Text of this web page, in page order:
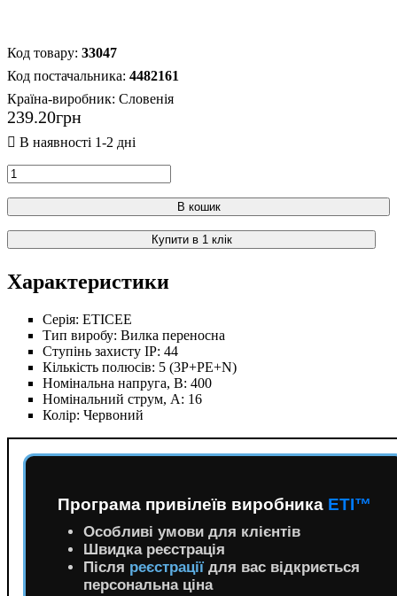
33047
4482161
Країна-виробник: Словенія
239.20грн
В кошик
Купити в 1 клік
Характеристики
Серія: ETICEE
Тип виробу: Вилка переносна
Ступінь захисту IP: 44
Кількість полюсів: 5 (3P+PE+N)
Номінальна напруга, В: 400
Номінальний струм, А: 16
Колір: Червоний
Програма привілеїв виробника ETI™
Особливі умови для клієнтів
Швидка реєстрація
Після реєстрації для вас відкриється
персональна ціна